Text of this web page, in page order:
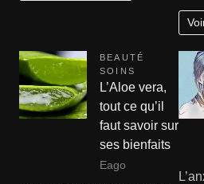
BEAUTÉ
SOINS
L’Aloe vera,
tout ce qu’il
faut savoir sur
ses bienfaits
Eago